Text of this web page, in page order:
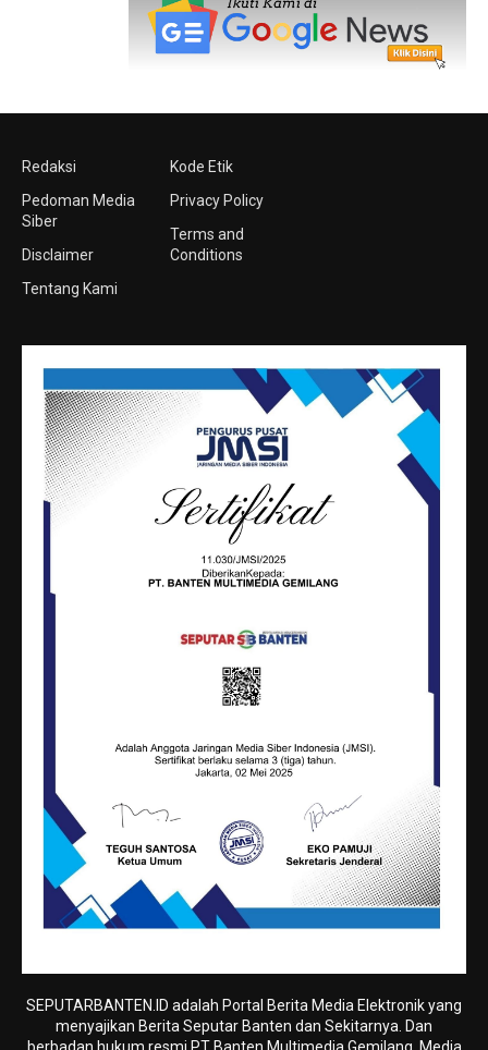
Redaksi
Pedoman Media
Siber
Disclaimer
Tentang Kami
Kode Etik
Privacy Policy
Terms and
Conditions
SEPUTARBANTEN.ID adalah Portal Berita Media Elektronik yang
menyajikan Berita Seputar Banten dan Sekitarnya. Dan